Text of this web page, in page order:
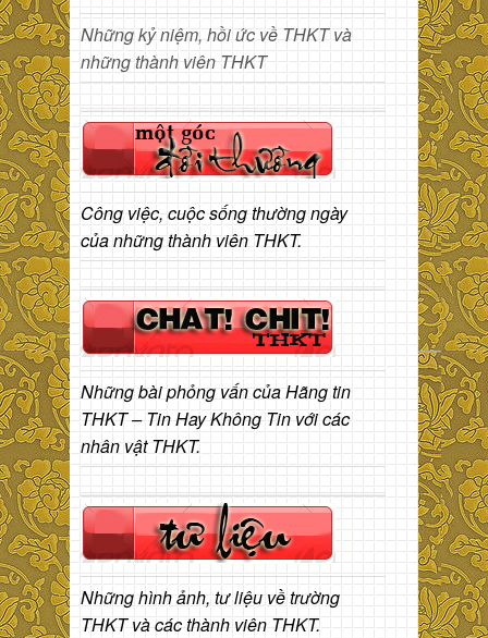
Những kỷ niệm, hồi ức về THKT và
những thành viên THKT
Công việc, cuộc sống thường ngày
của những thành viên THKT.
Những bài phỏng vấn của Hãng tin
THKT – Tin Hay Không Tin với các
nhân vật THKT.
Những hình ảnh, tư liệu về trường
THKT và các thành viên THKT.